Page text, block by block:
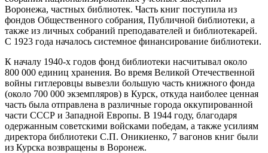
Воронежа, частных библиотек. Часть книг поступила из
фондов Общественного собрания, Публичной библиотеки, а
также из личных собраний преподавателей и библиотекарей.
С 1923 года началось системное финансирование библиотеки.
К началу 1940-х годов фонд библиотеки насчитывал около
800 000 единиц хранения. Во время Великой Отечественной
войны гитлеровцы вывезли большую часть книжного фонда
(около 700 000 экземпляров) в Курск, откуда наиболее ценная
часть была отправлена в различные города оккупированной
части СССР и Западной Европы. В 1944 году, благодаря
одержанным советскими войсками победам, а также усилиям
директора библиотеки С.П. Оникиенко, 7 вагонов книг были
из Курска возвращены в Воронеж.